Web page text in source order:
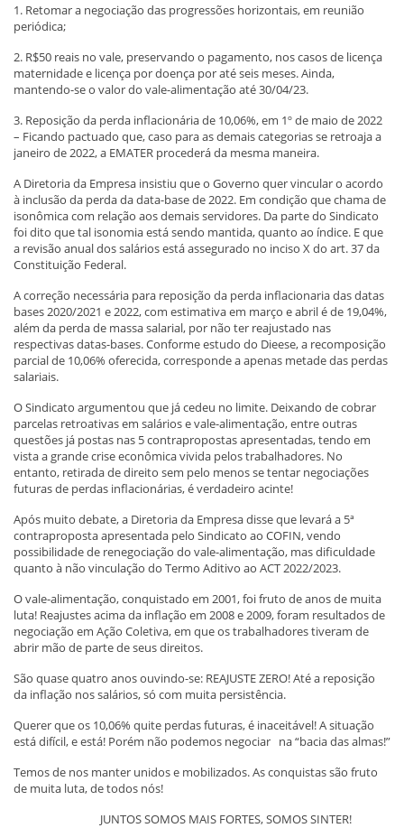
1. Retomar a negociação das progressões horizontais, em reunião
periódica;
2. R$50 reais no vale, preservando o pagamento, nos casos de licença
maternidade e licença por doença por até seis meses. Ainda,
mantendo-se o valor do vale-alimentação até 30/04/23.
3. Reposição da perda inflacionária de 10,06%, em 1º de maio de 2022
– Ficando pactuado que, caso para as demais categorias se retroaja a
janeiro de 2022, a EMATER procederá da mesma maneira.
A Diretoria da Empresa insistiu que o Governo quer vincular o acordo
à inclusão da perda da data-base de 2022. Em condição que chama de
isonômica com relação aos demais servidores. Da parte do Sindicato
foi dito que tal isonomia está sendo mantida, quanto ao índice. E que
a revisão anual dos salários está assegurado no inciso X do art. 37 da
Constituição Federal.
A correção necessária para reposição da perda inflacionaria das datas
bases 2020/2021 e 2022, com estimativa em março e abril é de 19,04%,
além da perda de massa salarial, por não ter reajustado nas
respectivas datas-bases. Conforme estudo do Dieese, a recomposição
parcial de 10,06% oferecida, corresponde a apenas metade das perdas
salariais.
O Sindicato argumentou que já cedeu no limite. Deixando de cobrar
parcelas retroativas em salários e vale-alimentação, entre outras
questões já postas nas 5 contrapropostas apresentadas, tendo em
vista a grande crise econômica vivida pelos trabalhadores. No
entanto, retirada de direito sem pelo menos se tentar negociações
futuras de perdas inflacionárias, é verdadeiro acinte!
Após muito debate, a Diretoria da Empresa disse que levará a 5ª
contraproposta apresentada pelo Sindicato ao COFIN, vendo
possibilidade de renegociação do vale-alimentação, mas dificuldade
quanto à não vinculação do Termo Aditivo ao ACT 2022/2023.
O vale-alimentação, conquistado em 2001, foi fruto de anos de muita
luta! Reajustes acima da inflação em 2008 e 2009, foram resultados de
negociação em Ação Coletiva, em que os trabalhadores tiveram de
abrir mão de parte de seus direitos.
São quase quatro anos ouvindo-se: REAJUSTE ZERO! Até a reposição
da inflação nos salários, só com muita persistência.
Querer que os 10,06% quite perdas futuras, é inaceitável! A situação
está difícil, e está! Porém não podemos negociar na “bacia das almas!”
Temos de nos manter unidos e mobilizados. As conquistas são fruto
de muita luta, de todos nós!
JUNTOS SOMOS MAIS FORTES, SOMOS SINTER!